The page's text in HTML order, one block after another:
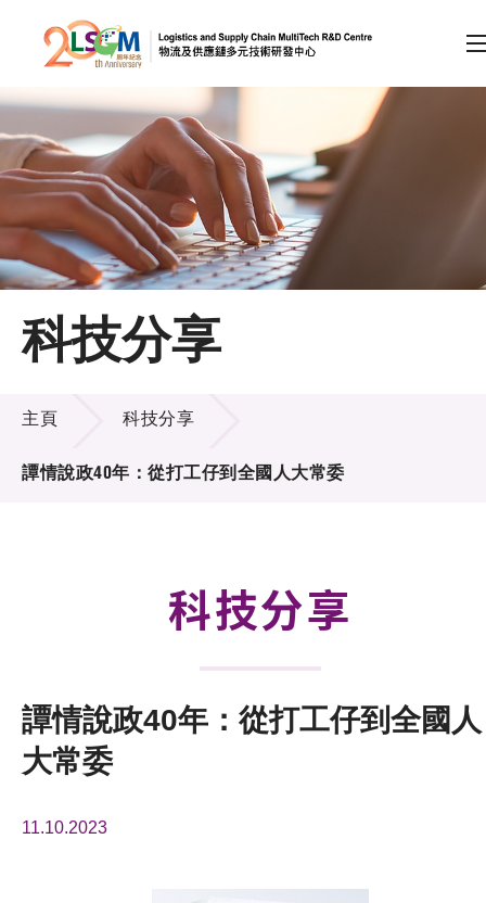
跳到內容（按回車鍵）
會員登入
A EN 繁 简
主頁
關於LSCM
技術商品化
項目及資助計劃
科技分享
科技分享
主頁 科技分享
譚情說政40年：從打工仔到全國人大常委
科技分享
譚情說政40年：從打工仔到全國人
大常委
11.10.2023